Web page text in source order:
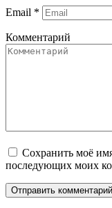
Email *
Комментарий
Сохранить моё
последующих моих